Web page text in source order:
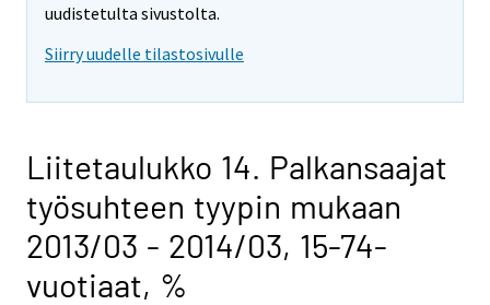
uudistetulta sivustolta.
Siirry uudelle tilastosivulle
Liitetaulukko 14. Palkansaajat
työsuhteen tyypin mukaan
2013/03 - 2014/03, 15-74-
vuotiaat, %